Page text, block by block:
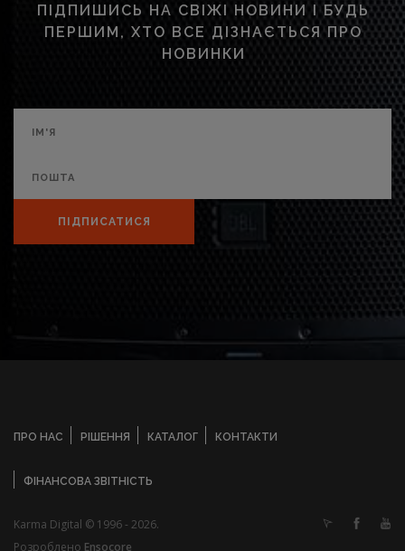
ПІДПИШИСЬ НА СВІЖІ НОВИНИ І БУДЬ
ПЕРШИМ, ХТО ВСЕ ДІЗНАЄТЬСЯ ПРО
НОВИНКИ
ПІДПИСАТИСЯ
ПРО НАС РІШЕННЯ КАТАЛОГ КОНТАКТИ
ФІНАНСОВА ЗВІТНІСТЬ
Karma Digital © 1996 - 2026.
Розроблено Ensocore